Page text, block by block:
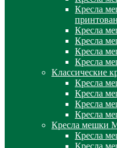
Кресла
Кресла
Кресла
Кресла
Кресла
Классические
Кресла
Кресла
Креслa
Креслa
Кресла мешки
Кресла
Кресла